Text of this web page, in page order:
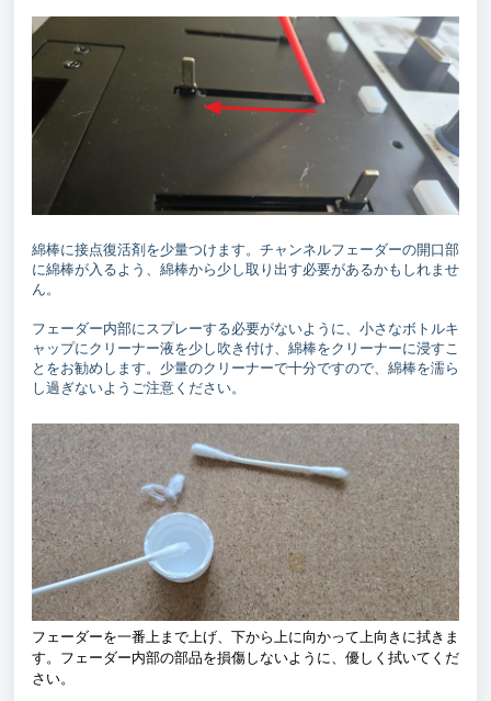
綿棒に接点復活剤を少量つけます。チャンネルフェーダーの開口部
に綿棒が入るよう、綿棒から少し取り出す必要があるかもしれませ
ん。
フェーダー内部にスプレーする必要がないように、小さなボトルキ
ャップにクリーナー液を少し吹き付け、綿棒をクリーナーに浸すこ
とをお勧めします。少量のクリーナーで十分ですので、綿棒を濡ら
し過ぎないようご注意ください。
フェーダーを一番上まで上げ、下から上に向かって上向きに拭きま
す。フェーダー内部の部品を損傷しないように、優しく拭いてくだ
さい。